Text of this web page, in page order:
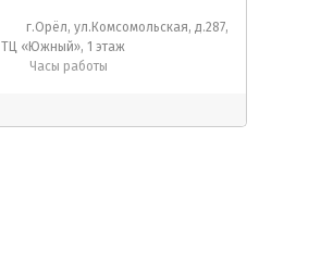
г.Орёл, ул.Комсомольская, д.287,
ТЦ «Южный», 1 этаж
Часы работы